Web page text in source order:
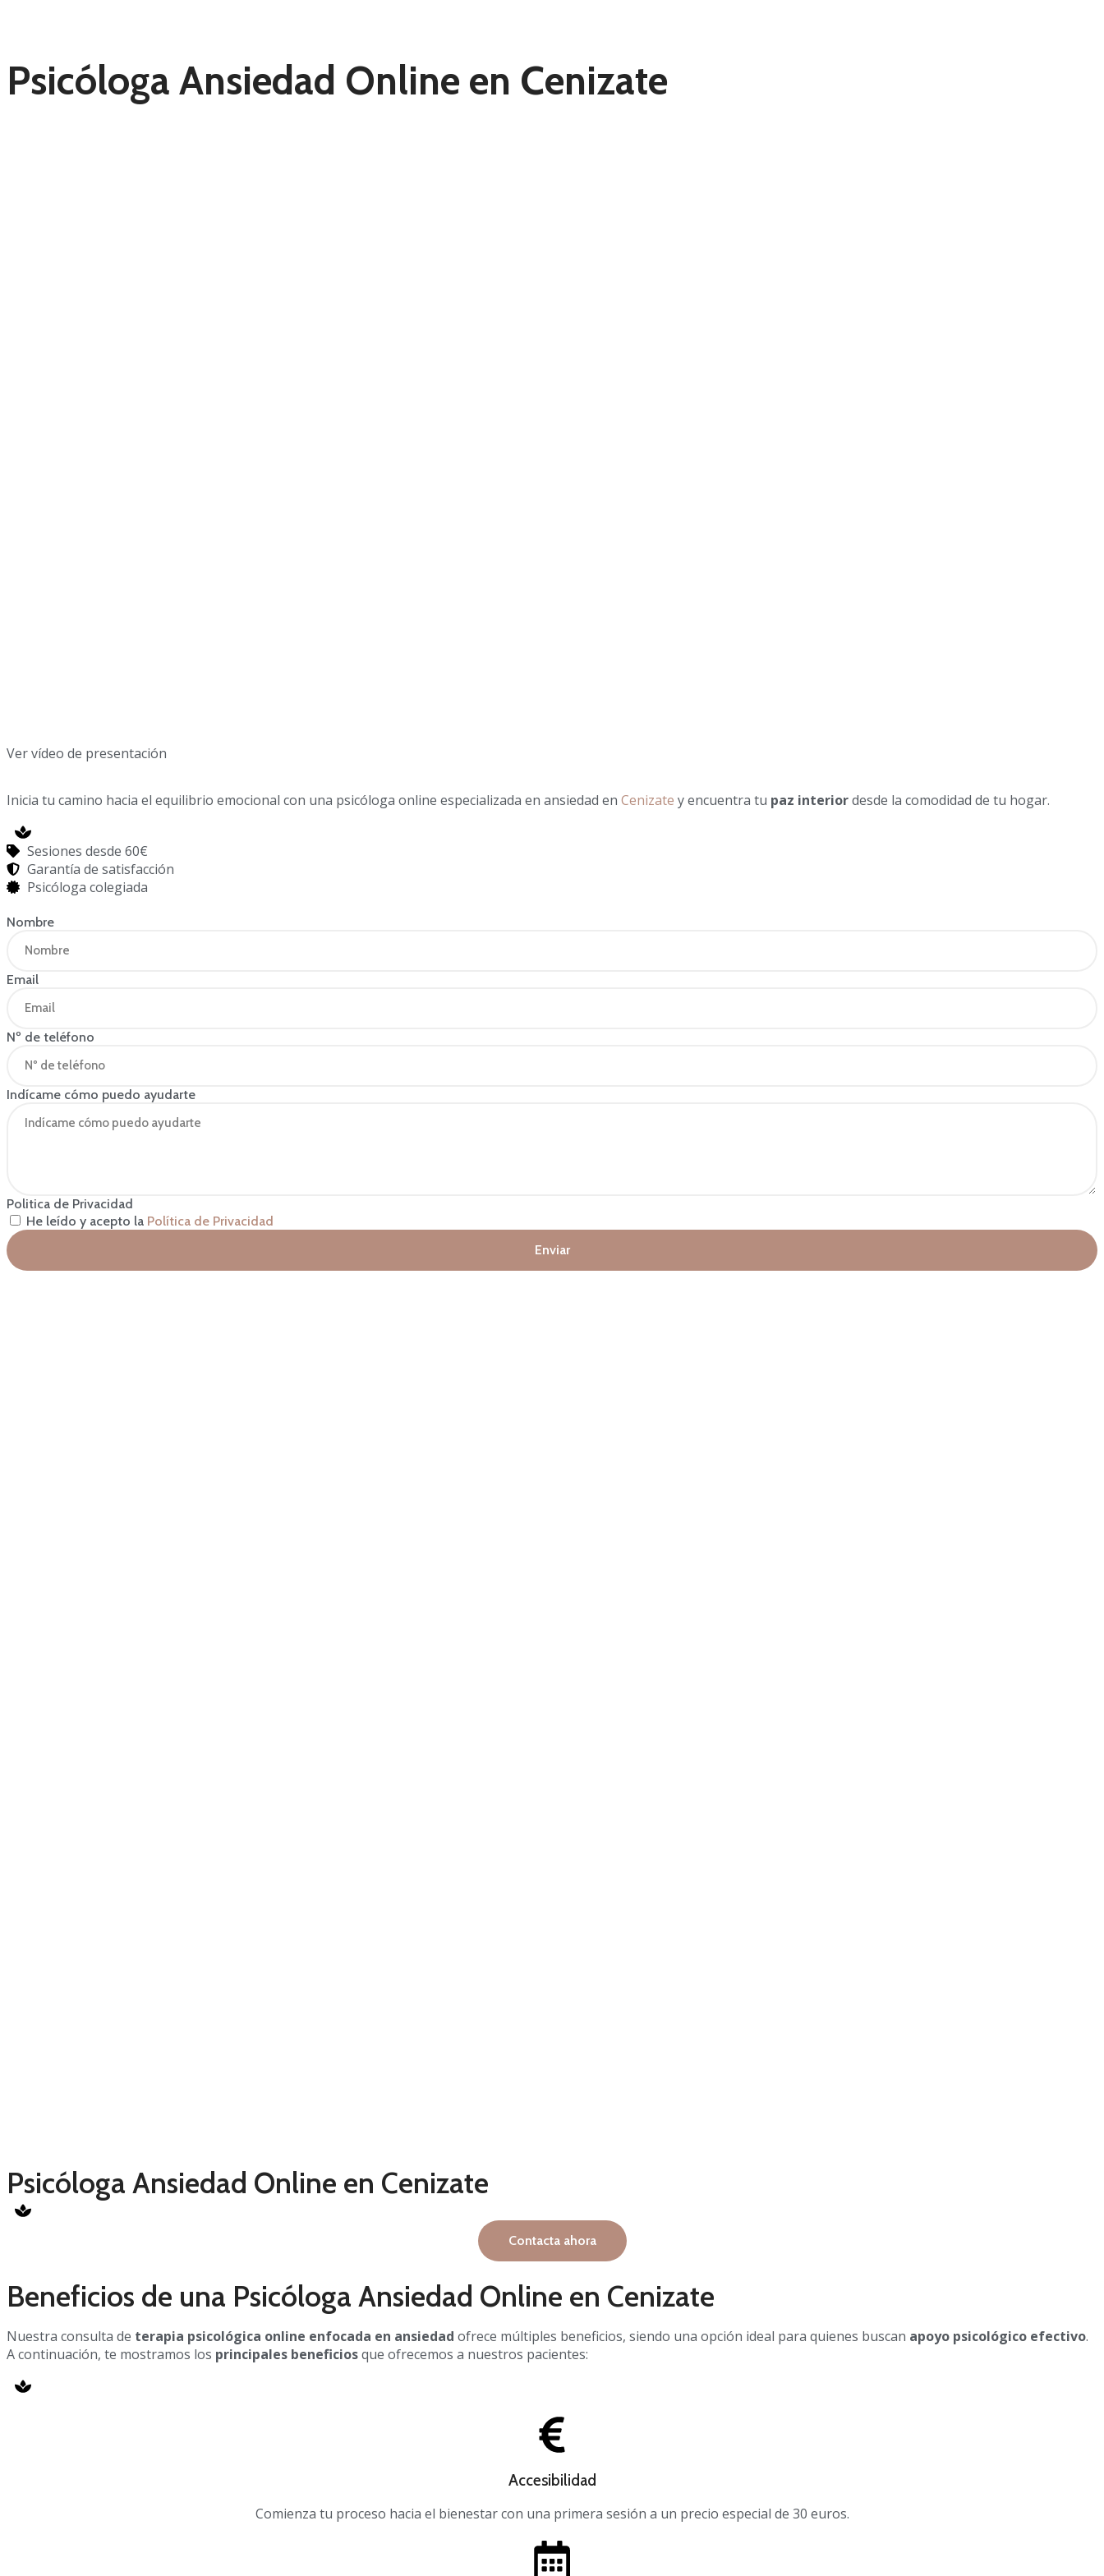
Psicóloga Ansiedad Online en Cenizate
Ver vídeo de presentación
Inicia tu camino hacia el equilibrio emocional con una psicóloga online especializada en ansiedad en Cenizate y encuentra tu paz interiordesde la comodidad de tu hogar.
Sesiones desde 60€
Garantía de satisfacción
Psicóloga colegiada
Nombre
Email
Nº de teléfono
Indícame cómo puedo ayudarte
Politica de Privacidad
He leído y acepto la Política de Privacidad
Enviar
Psicóloga Ansiedad Online en Cenizate
Contacta ahora
Beneficios de una Psicóloga Ansiedad Online en Cenizate
Nuestra consulta de terapia psicológica online enfocada en ansiedad ofrece múltiples beneficios, siendo una opción ideal para quienes buscan apoyo psicológico efectivo.
A continuación, te mostramos los principales beneficiosque ofrecemos a nuestros pacientes:
Accesibilidad
Comienza tu proceso hacia el bienestar con una primera sesión a un precio especial de 30 euros.